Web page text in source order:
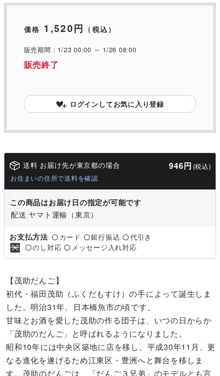
価格 1,520円 （税込）
販売期間：1/23 00:00 ～ 1/26 08:00
販売終了
ログインしてお気に入り登録
送料 お届け先が東京都の場合 946円 (税込)
お住まいの住所で送料を確認
この商品はお届け日の指定が可能です
配送 ヤマト運輸（東京）
お支払方法 〇 カード 〇銀行振込 〇代引き
〇のし対応 〇 メッセージ入れ対応
【茂助だんご】
初代・福田茂助（ふくだもすけ）の手によって誕生しま
した。明治31年、日本橋魚市の頃です。
甘味とお酒を愛した茂助の作る団子は、いつの日からか
「茂助のだんご」と呼ばれるようになりました。
昭和10年には中央区築地に店を移し、平成30年11月、更
なる進化を遂げるため江東区・豊洲へと舞台を移しま
す。茂助のだんごは、「だんご３兄弟」のモデルとも言